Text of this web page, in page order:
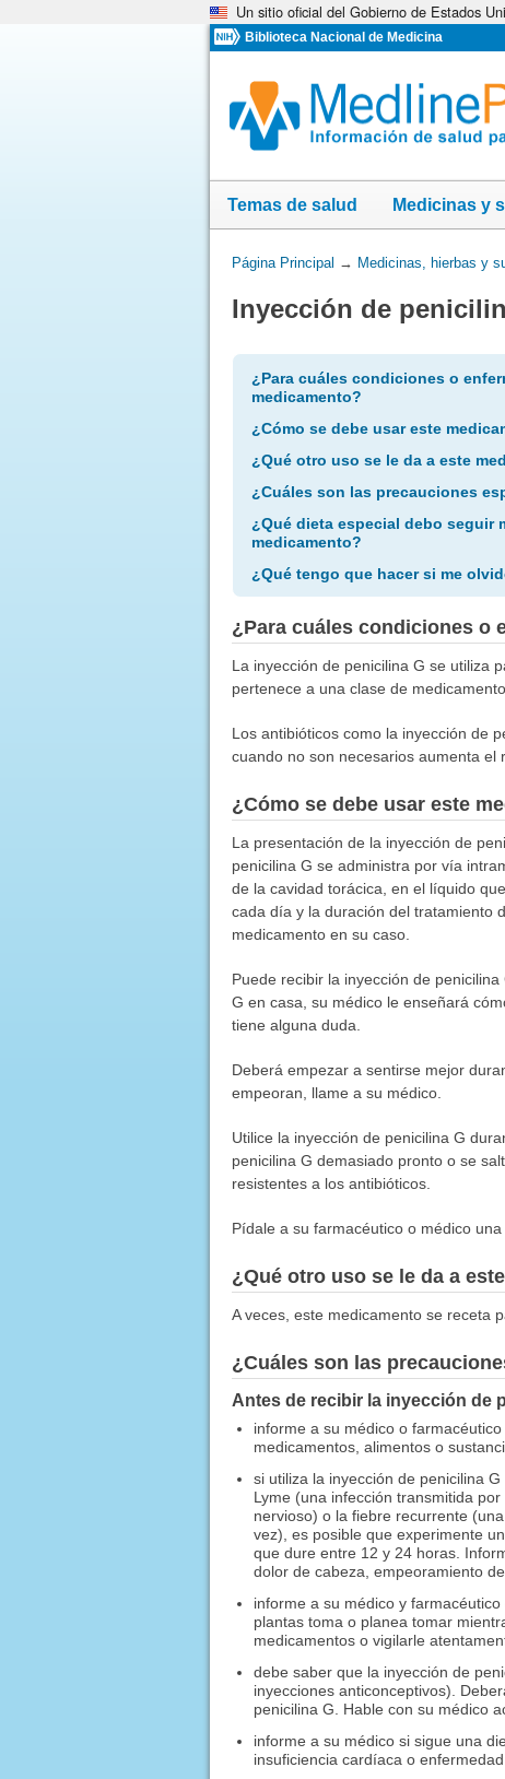
Un sitio oficial del Gobierno de Estados
Biblioteca Nacional de Medicina
Temas de salud Medicinas y
Usted
aquí:
Página Principal → Medicinas, hierbas y
Inyección de
¿Para cuáles condiciones o
medicamento?
¿Cómo se debe usar este
¿Qué otro uso se le da a este
¿Cuáles son las precauciones
¿Qué dieta especial debo seguir
medicamento?
¿Qué tengo que hacer si me
¿Para cuáles condiciones o
La inyección de penicilina G se utiliza
pertenece a una clase de
Los antibióticos como la inyección de
cuando no son necesarios aumenta el
¿Cómo se debe usar este
La presentación de la inyección de
penicilina G se administra por vía
de la cavidad torácica, en el líquido
cada día y la duración del tratamiento
medicamento en su caso.
Puede recibir la inyección de
G en casa, su médico le enseñará
tiene alguna duda.
Deberá empezar a sentirse mejor
empeoran, llame a su médico.
Utilice la inyección de penicilina G
penicilina G demasiado pronto o se
resistentes a los antibióticos.
Pídale a su farmacéutico o médico
¿Qué otro uso se le da a
A veces, este medicamento se receta
¿Cuáles son las
Antes de recibir la inyección de
informe a su médico o
medicamentos, alimentos o
si utiliza la inyección de penicilina
Lyme (una infección transmitida
nervioso) o la fiebre recurrente
vez), es posible que experimente
que dure entre 12 y 24 horas.
dolor de cabeza, empeoramiento
informe a su médico y
plantas toma o planea tomar
medicamentos o vigilarle
debe saber que la inyección de
inyecciones anticonceptivos).
penicilina G. Hable con su médico
informe a su médico si sigue una
insuficiencia cardíaca o